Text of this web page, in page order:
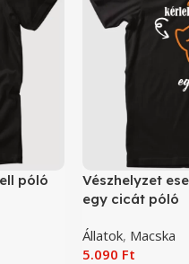
póló
Vészhelyzet
egy cicát póló
Állatok, Macska
5.090 Ft